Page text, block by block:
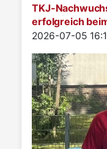
TKJ-
erfolgreich
Details
2026-07-05